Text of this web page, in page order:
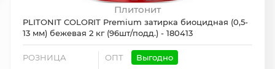
Плитонит
PLITONIT COLORIT Premium затирка биоцидная (0,5-
13 мм) бежевая 2 кг (96шт/подд.) - 180413
РОЗНИЦА ОПТ Выгодно